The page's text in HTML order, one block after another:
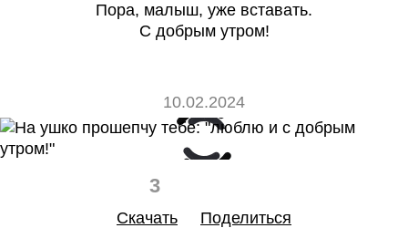
Пора, малыш, уже вставать.
С добрым утром!
10.02.2024
3
Скачать
Поделиться